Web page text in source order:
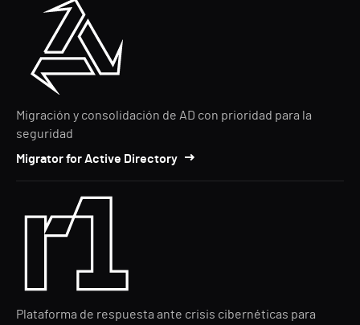
Migración y consolidación de AD con prioridad para la
seguridad
Migrator for Active Directory
Plataforma de respuesta ante crisis cibernéticas para